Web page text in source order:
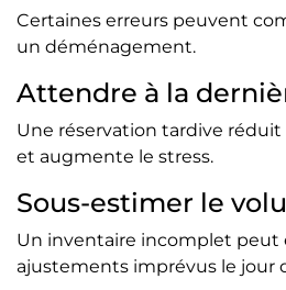
Certaines erreurs peuvent
un déménagement.
Attendre à la
Une réservation tardive
et augmente le stress.
Sous-estimer le
Un inventaire incomplet peut
ajustements imprévus le jour